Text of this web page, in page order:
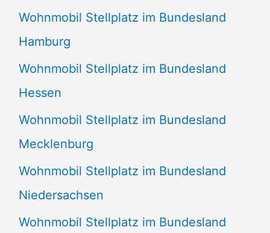
Wohnmobil Stellplatz im Bundesland
Hamburg
Wohnmobil Stellplatz im Bundesland
Hessen
Wohnmobil Stellplatz im Bundesland
Mecklenburg
Wohnmobil Stellplatz im Bundesland
Niedersachsen
Wohnmobil Stellplatz im Bundesland